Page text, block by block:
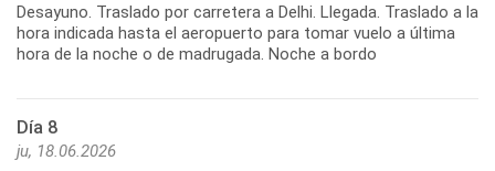
Desayuno. Traslado por carretera a Delhi. Llegada. Traslado a la
hora indicada hasta el aeropuerto para tomar vuelo a última
hora de la noche o de madrugada. Noche a bordo
Día 8
ju, 18.06.2026